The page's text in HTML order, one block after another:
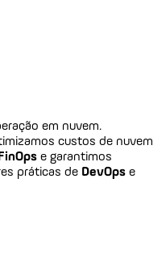
em nuvem.
custos de nuvem
e garantimos
práticas de DevOps e